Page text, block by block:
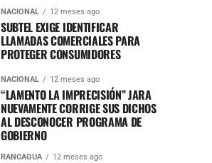
NACIONAL 12 meses ago
SUBTEL EXIGE IDENTIFICAR
LLAMADAS COMERCIALES PARA
PROTEGER CONSUMIDORES
NACIONAL 12 meses ago
“LAMENTO LA IMPRECISIÓN” JARA
NUEVAMENTE CORRIGE SUS DICHOS
AL DESCONOCER PROGRAMA DE
GOBIERNO
RANCAGUA 12 meses ago